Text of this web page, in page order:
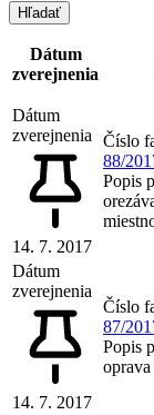
Dátum
zverejnenia
Dátum
zverejnenia
14. 7. 2017
Číslo
88/
Popis
Dátum
zverejnenia
14. 7. 2017
Číslo
87/
Popis